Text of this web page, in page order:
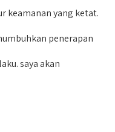
keamanan yang ketat.
penerapan
saya akan